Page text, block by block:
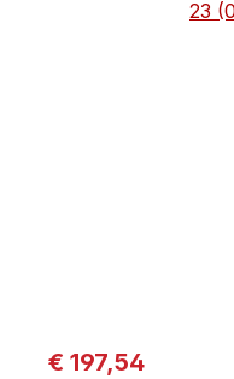
Regulärer Preis:
€ 197,54